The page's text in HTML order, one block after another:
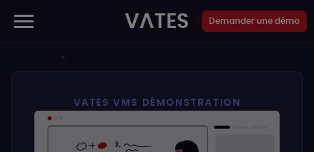
VATES Demander une démo
VATES VMS DÉMONSTRATION